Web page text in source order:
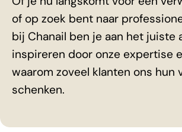
of op zoek bent naar
bij Chanail ben je aan het juiste
inspireren door onze expertise
waarom zoveel klanten ons hun
schenken.